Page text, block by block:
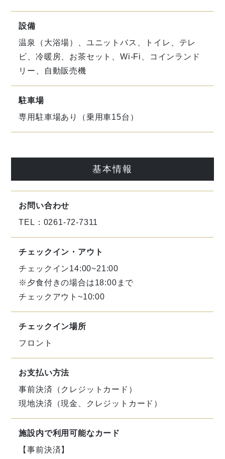
設備
温泉（大浴場）、ユニットバス、トイレ、テレ
ビ、冷暖房、お茶セット、Wi-Fi、コインランド
リー、自動販売機
駐車場
専用駐車場あり（乗用車15台）
基本情報
お問い合わせ
TEL：0261-72-7311
チェックイン・アウト
チェックイン14:00~21:00
※夕食付きの場合は18:00まで
チェックアウト~10:00
チェックイン場所
フロント
お支払い方法
事前決済（クレジットカード）
現地決済（現金、クレジットカード）
施設内で利用可能なカード
【事前決済】